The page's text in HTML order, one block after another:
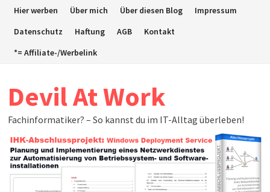
ZumHier werben Über mich Über diesen Blog
Impressum
Datenschutz
Haftung AGB
Kontakt
*= Affiliate-/Werbelink
Devil At Work
Fachinformatiker? – So kannst du im IT-Alltag überleben!